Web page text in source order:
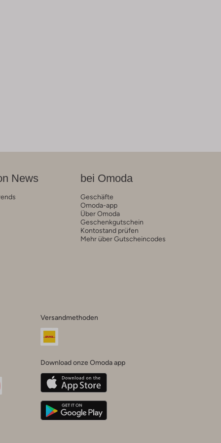
News bei Omoda
Geschäfte
Omoda-app
Über Omoda
Geschenkgutschein
Kontostand prüfen
Mehr über Gutscheincodes
Versandmethoden
Download onze Omoda app